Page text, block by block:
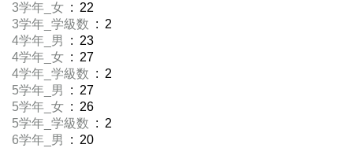
3学年_女 : 22
3学年_学級数 : 2
4学年_男
: 23
4学年_女 : 27
4学年_学級数 : 2
5学年_男
: 27
5学年_女 : 26
5学年_学級数 : 2
6学年_男
: 20